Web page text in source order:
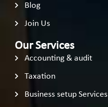
Blog
Join Us
Our Services
Accounting & audit
Taxation
Business setup Services